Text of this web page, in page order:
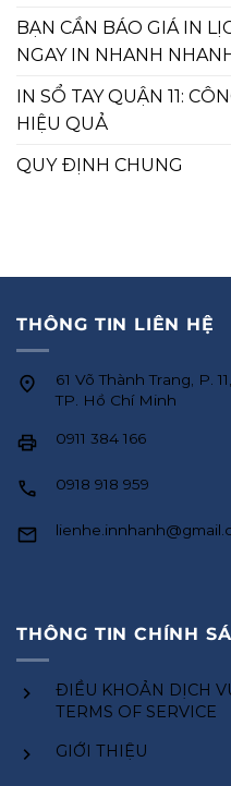
BẠN CẦN BÁO GIÁ IN
NGAY IN NHANH
IN SỔ TAY QUẬN 11:
HIỆU QUẢ
QUY ĐỊNH CHUNG
THÔNG TIN LIÊN HỆ
61 Võ Thành Trang, P.
TP. Hồ Chí Minh
0911 384 166
0918 918 959
THÔNG TIN CHÍNH
ĐIỀU KHOẢN DỊCH
TERMS OF SERVICE
GIỚI THIỆU